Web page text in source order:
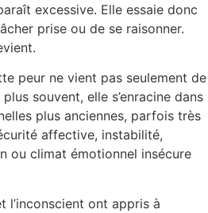
excessive. Elle essaie donc
prise ou de se raisonner.
peur ne vient pas seulement de
souvent, elle s’enracine dans
plus anciennes, parfois très
affective, instabilité,
ou climat émotionnel insécure
l’inconscient ont appris à